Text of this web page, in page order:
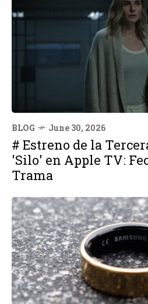
BLOG June 30, 2026
# Estreno de la
'Silo' en Apple TV:
Trama